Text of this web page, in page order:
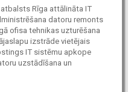
atbalsts Rīga attālināta IT
datoru remonts
ofisa tehnikas uzturēšana
izstrāde vietējais
IT sistēmu apkope
uzstādīšana un